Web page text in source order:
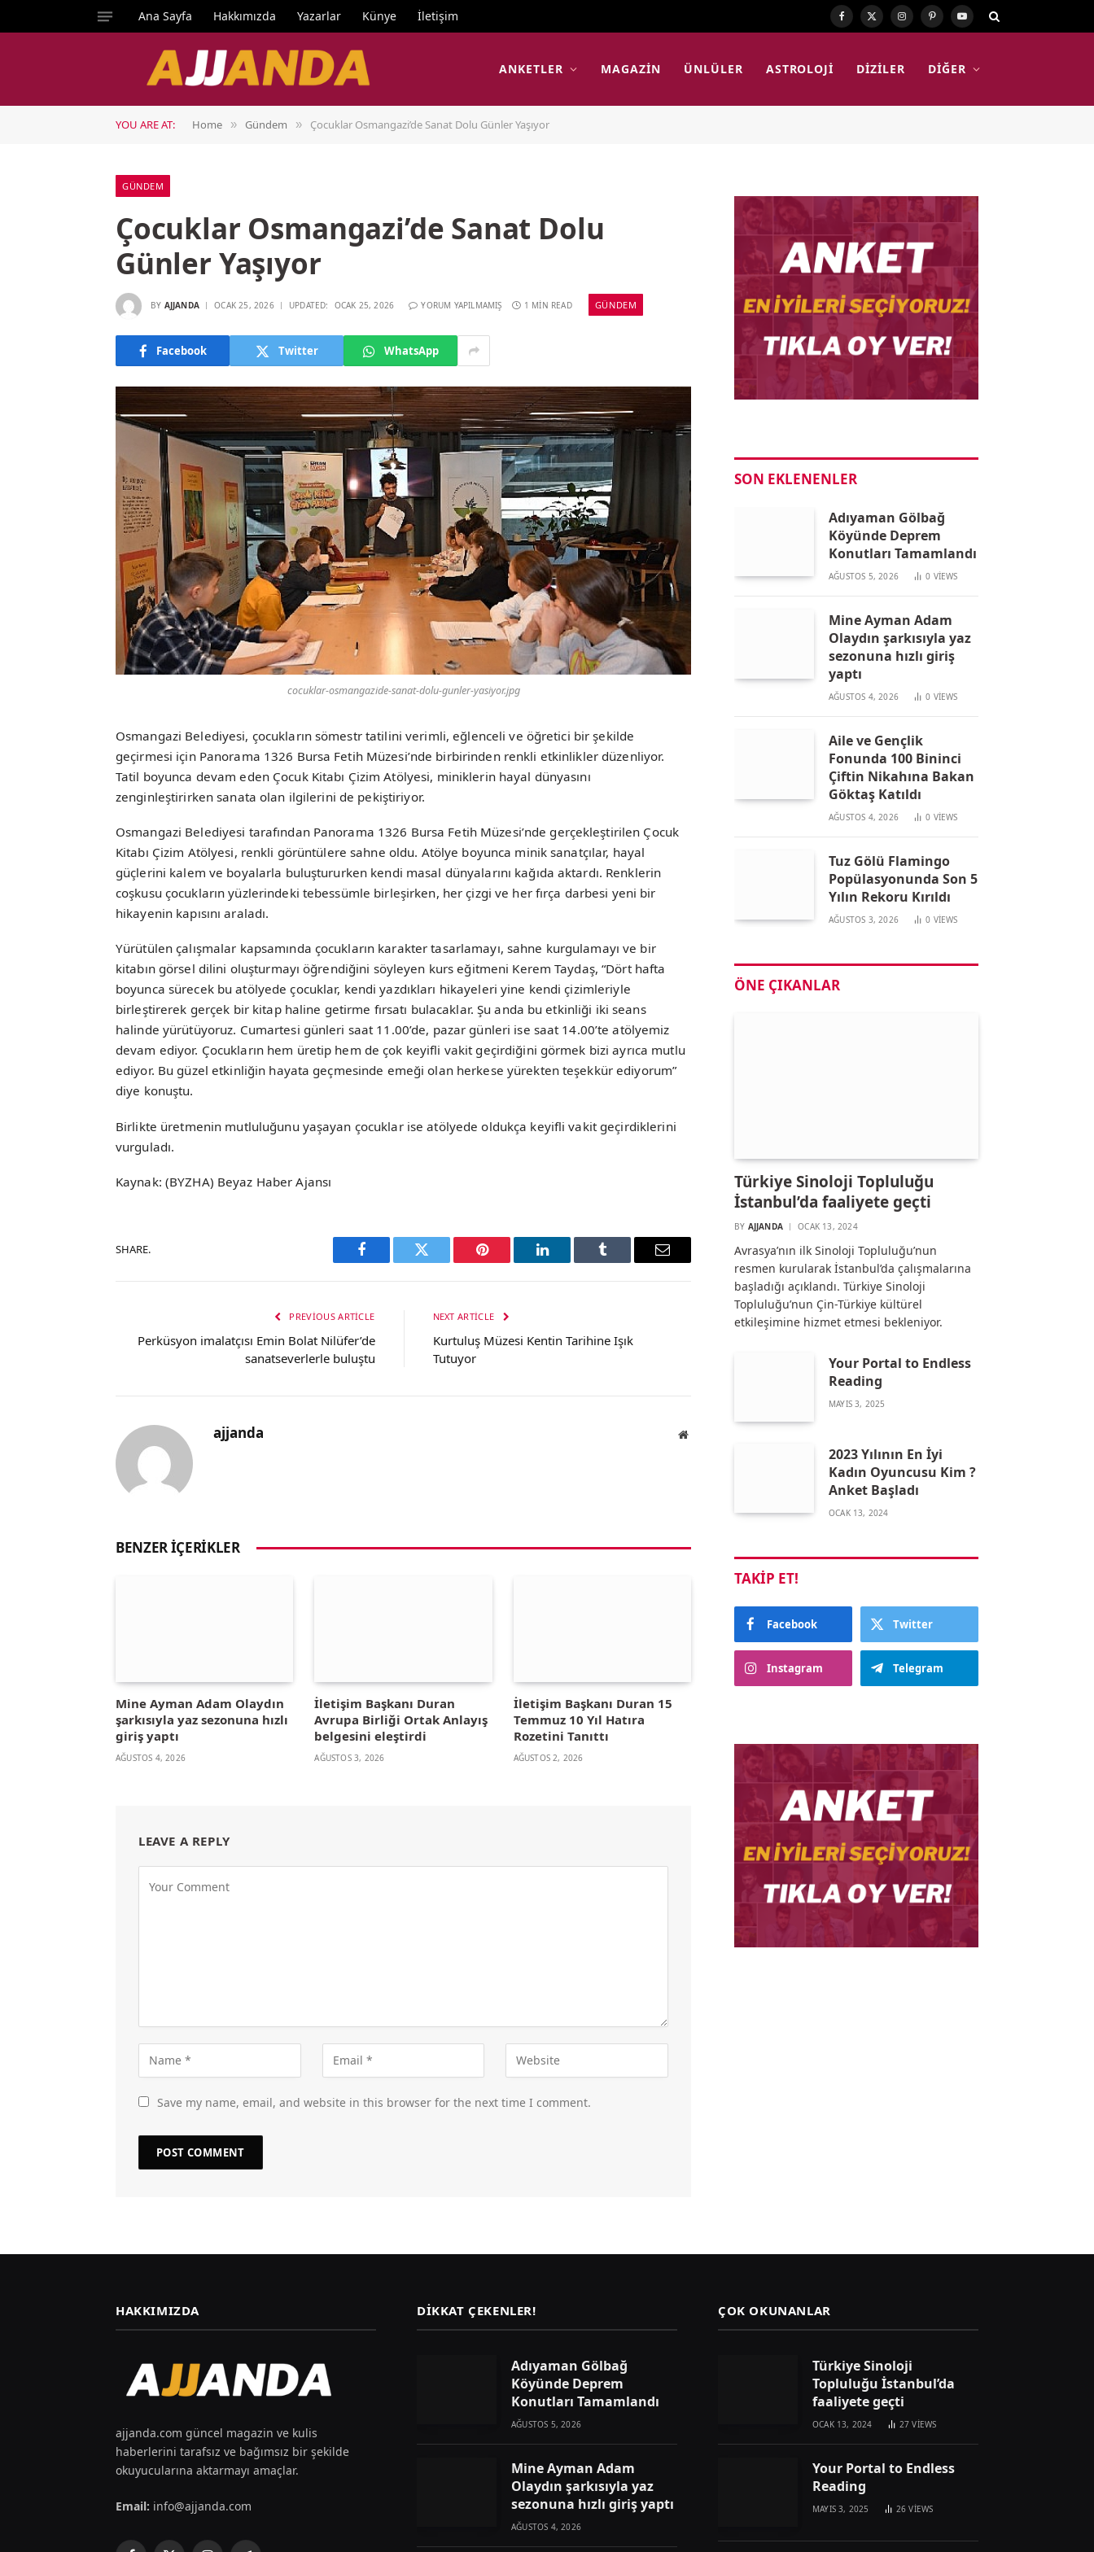
Ana Sayfa Hakkımızda Yazarlar Künye İletişim Facebook
X
Instagram
PinterestYouTube
ANKETLER MAGAZIN ÜNLÜLER ASTROLOJI DIZILER DIĞER
YOU ARE AT: Home » Gündem » Çocuklar Osmangazi’de Sanat Dolu Günler Yaşıyor
GÜNDEM
Çocuklar Osmangazi’de Sanat Dolu
Günler Yaşıyor
BY AJJANDA OCAK 25, 2026 UPDATED: OCAK 25, 2026 YORUM YAPILMAMIŞ 1 MIN READ GÜNDEM
Facebook Twitter WhatsApp
cocuklar-osmangazide-sanat-dolu-gunler-yasiyor.jpg
Osmangazi Belediyesi, çocukların sömestr tatilini verimli, eğlenceli ve öğretici bir şekilde
geçirmesi için Panorama 1326 Bursa Fetih Müzesi’nde birbirinden renkli etkinlikler düzenliyor.
Tatil boyunca devam eden Çocuk Kitabı Çizim Atölyesi, miniklerin hayal dünyasını
zenginleştirirken sanata olan ilgilerini de pekiştiriyor.
Osmangazi Belediyesi tarafından Panorama 1326 Bursa Fetih Müzesi’nde gerçekleştirilen Çocuk
Kitabı Çizim Atölyesi, renkli görüntülere sahne oldu. Atölye boyunca minik sanatçılar, hayal
güçlerini kalem ve boyalarla buluştururken kendi masal dünyalarını kağıda aktardı. Renklerin
coşkusu çocukların yüzlerindeki tebessümle birleşirken, her çizgi ve her fırça darbesi yeni bir
hikayenin kapısını araladı.
Yürütülen çalışmalar kapsamında çocukların karakter tasarlamayı, sahne kurgulamayı ve bir
kitabın görsel dilini oluşturmayı öğrendiğini söyleyen kurs eğitmeni Kerem Taydaş, “Dört hafta
boyunca sürecek bu atölyede çocuklar, kendi yazdıkları hikayeleri yine kendi çizimleriyle
birleştirerek gerçek bir kitap haline getirme fırsatı bulacaklar. Şu anda bu etkinliği iki seans
halinde yürütüyoruz. Cumartesi günleri saat 11.00’de, pazar günleri ise saat 14.00’te atölyemiz
devam ediyor. Çocukların hem üretip hem de çok keyifli vakit geçirdiğini görmek bizi ayrıca mutlu
ediyor. Bu güzel etkinliğin hayata geçmesinde emeği olan herkese yürekten teşekkür ediyorum”
diye konuştu.
Birlikte üretmenin mutluluğunu yaşayan çocuklar ise atölyede oldukça keyifli vakit geçirdiklerini
vurguladı.
Kaynak: (BYZHA) Beyaz Haber Ajansı
SHARE.
Facebook Twitter Pinterest LinkedIn Tumblr Email
PREVIOUS ARTICLE
Perküsyon imalatçısı Emin Bolat Nilüfer’de
sanatseverlerle buluştu
NEXT ARTICLE
Kurtuluş Müzesi Kentin Tarihine Işık
Tutuyor
ajjanda Website
BENZER İÇERIKLER
Mine Ayman Adam Olaydın
şarkısıyla yaz sezonuna hızlı
giriş yaptı
AĞUSTOS 4, 2026
İletişim Başkanı Duran
Avrupa Birliği Ortak Anlayış
belgesini eleştirdi
AĞUSTOS 3, 2026
İletişim Başkanı Duran 15
Temmuz 10 Yıl Hatıra
Rozetini Tanıttı
AĞUSTOS 2, 2026
LEAVE A REPLY
Save my name, email, and website in this browser for the next time I comment.
SON EKLENENLER
Adıyaman Gölbağ
Köyünde Deprem
Konutları Tamamlandı
AĞUSTOS 5, 2026 0 VIEWS
Mine Ayman Adam
Olaydın şarkısıyla yaz
sezonuna hızlı giriş
yaptı
AĞUSTOS 4, 2026 0 VIEWS
Aile ve Gençlik
Fonunda 100 Bininci
Çiftin Nikahına Bakan
Göktaş Katıldı
AĞUSTOS 4, 2026 0 VIEWS
Tuz Gölü Flamingo
Popülasyonunda Son 5
Yılın Rekoru Kırıldı
AĞUSTOS 3, 2026 0 VIEWS
ÖNE ÇIKANLAR
Türkiye Sinoloji Topluluğu
İstanbul’da faaliyete geçti
BY AJJANDA OCAK 13, 2024
Avrasya’nın ilk Sinoloji Topluluğu’nun
resmen kurularak İstanbul’da çalışmalarına
başladığı açıklandı. Türkiye Sinoloji
Topluluğu’nun Çin-Türkiye kültürel
etkileşimine hizmet etmesi bekleniyor.
Your Portal to Endless
Reading
MAYIS 3, 2025
2023 Yılının En İyi
Kadın Oyuncusu Kim ?
Anket Başladı
OCAK 13, 2024
TAKIP ET!
Facebook Twitter
Instagram Telegram
HAKKIMIZDA
ajjanda.com güncel magazin ve kulis
haberlerini tarafsız ve bağımsız bir şekilde
okuyucularına aktarmayı amaçlar.
Email: info@ajjanda.com
DIKKAT ÇEKENLER!
Adıyaman Gölbağ
Köyünde Deprem
Konutları Tamamlandı
AĞUSTOS 5, 2026
Mine Ayman Adam
Olaydın şarkısıyla yaz
sezonuna hızlı giriş yaptı
AĞUSTOS 4, 2026
ÇOK OKUNANLAR
Türkiye Sinoloji
Topluluğu İstanbul’da
faaliyete geçti
OCAK 13, 2024 27VIEWS
Your Portal to Endless
Reading
MAYIS 3, 2025 26VIEWS